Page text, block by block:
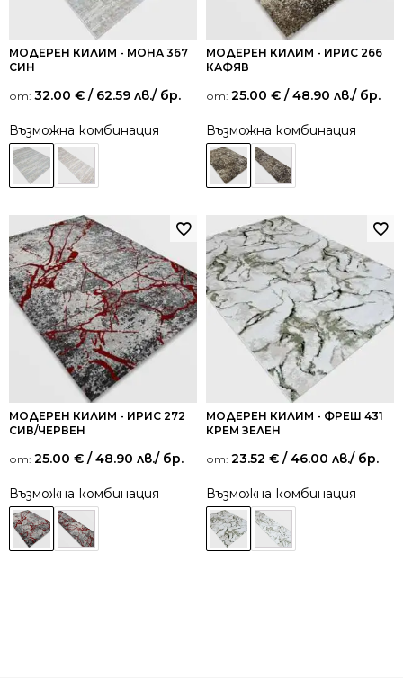
МОДЕРЕН КИЛИМ - МОНА 367
СИН
от: 32.00 € / 62.59 лв./ бр.
Възможна комбинация
МОДЕРЕН КИЛИМ - ИРИС 266
КАФЯВ
от: 25.00 € / 48.90 лв./ бр.
Възможна комбинация
МОДЕРЕН КИЛИМ - ИРИС 272
СИВ/ЧЕРВЕН
от: 25.00 € / 48.90 лв./ бр.
Възможна комбинация
МОДЕРЕН КИЛИМ - ФРЕШ 431
КРЕМ ЗЕЛЕН
от: 23.52 € / 46.00 лв./ бр.
Възможна комбинация